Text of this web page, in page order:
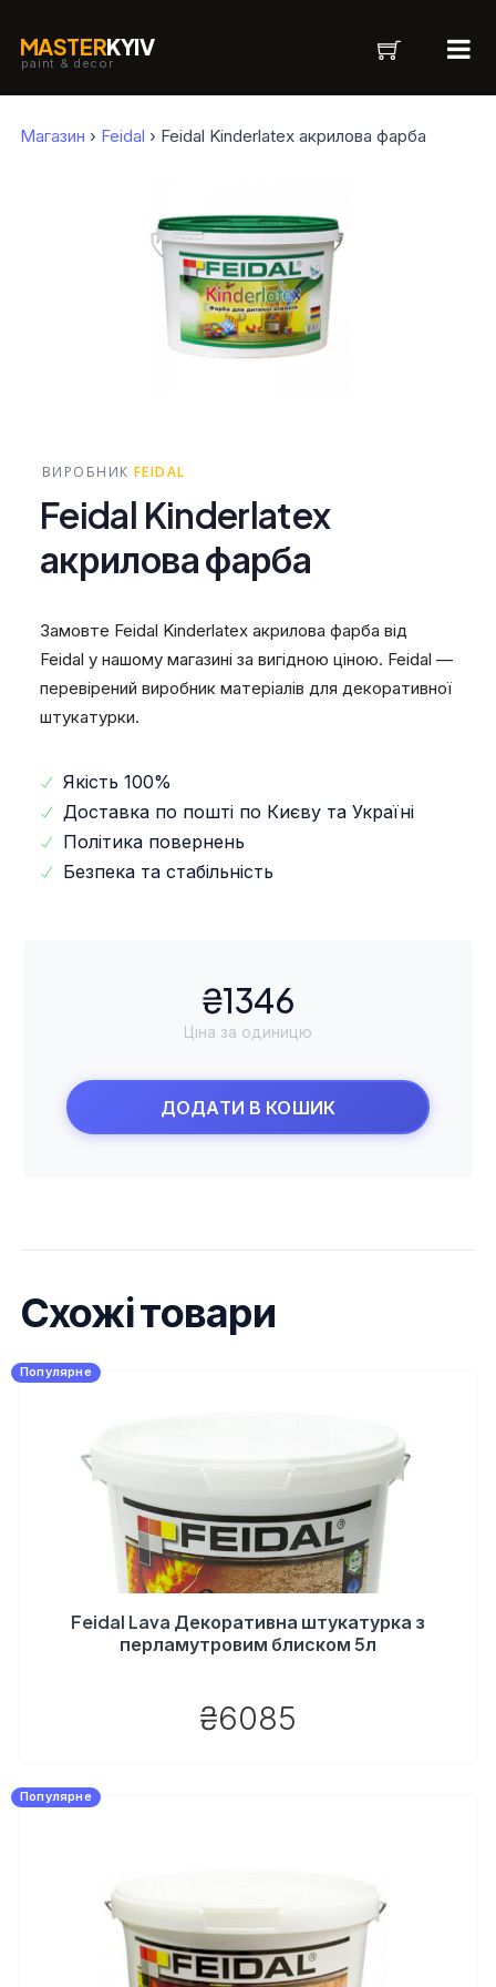
MASTERKYIV
paint & decor
Магазин › Feidal › Feidal Kinderlatex акрилова фарба
ВИРОБНИКFEIDAL
Feidal Kinderlatex
акрилова фарба
Замовте Feidal Kinderlatex акрилова фарба від
Feidal у нашому магазині за вигідною ціною. Feidal —
перевірений виробник матеріалів для декоративної
штукатурки.
Якість 100%
Доставка по пошті по Києву та Україні
Політика повернень
Безпека та стабільність
₴1346
Ціна за одиницю
ДОДАТИ В КОШИК
Схожі товари
Популярне
Feidal Lava Декоративна штукатурка з
перламутровим блиском 5л
₴6085
Популярне